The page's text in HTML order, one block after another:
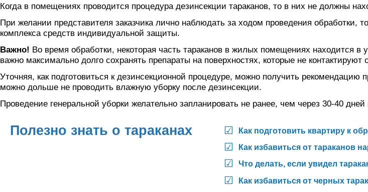
Когда в помещениях проводится процедура дезинсекции тараканов, то в них не должны
При желании представителя заказчика лично наблюдать за ходом проведения
комплекса средств индивидуальной защиты.
Важно! Во время обработки, некоторая часть тараканов в жилых помещениях находится
важно максимально долго сохранять препараты на поверхностях, которые не
Уточняя, как подготовиться к дезинсекционной процедуре, можно получить
можно дольше не проводить влажную уборку после дезинсекции.
Проведение генеральной уборки желательно запланировать не ранее, чем через 30-40 дней
Полезно знать о тараканах
Как подготовить квартиру к
Как избавиться от тараканов
Что делать, если увидел
Как избавиться от черных